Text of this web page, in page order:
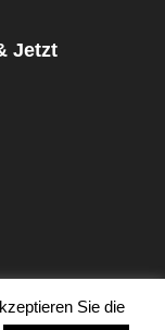
Jetzt
Datenschutz|
Sie die